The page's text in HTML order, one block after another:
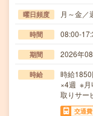
曜日頻度 月～金／
時間 08:00-
期間 2026年
時給
時給
×4週 ※月
取りサー
交通費